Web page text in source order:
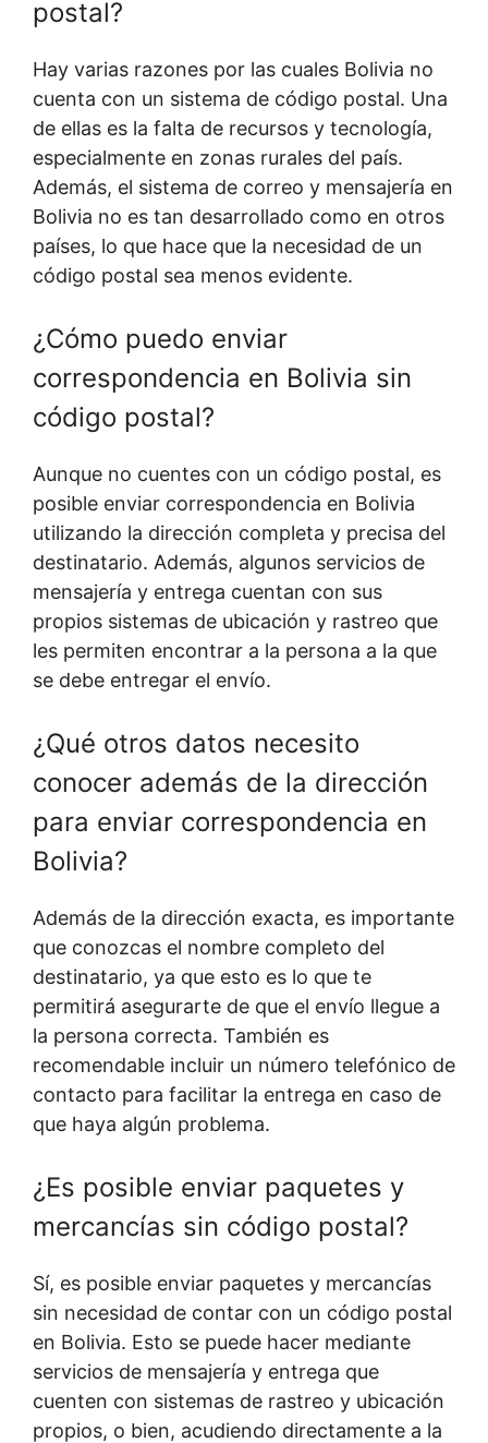
postal?
Hay varias razones por las cuales Bolivia no
cuenta con un sistema de código postal. Una
de ellas es la falta de recursos y tecnología,
especialmente en zonas rurales del país.
Además, el sistema de correo y mensajería en
Bolivia no es tan desarrollado como en otros
países, lo que hace que la necesidad de un
código postal sea menos evidente.
¿Cómo puedo enviar
correspondencia en Bolivia sin
código postal?
Aunque no cuentes con un código postal, es
posible enviar correspondencia en Bolivia
utilizando la dirección completa y precisa del
destinatario. Además, algunos servicios de
mensajería y entrega cuentan con sus
propios sistemas de ubicación y rastreo que
les permiten encontrar a la persona a la que
se debe entregar el envío.
¿Qué otros datos necesito
conocer además de la dirección
para enviar correspondencia en
Bolivia?
Además de la dirección exacta, es importante
que conozcas el nombre completo del
destinatario, ya que esto es lo que te
permitirá asegurarte de que el envío llegue a
la persona correcta. También es
recomendable incluir un número telefónico de
contacto para facilitar la entrega en caso de
que haya algún problema.
¿Es posible enviar paquetes y
mercancías sin código postal?
Sí, es posible enviar paquetes y mercancías
sin necesidad de contar con un código postal
en Bolivia. Esto se puede hacer mediante
servicios de mensajería y entrega que
cuenten con sistemas de rastreo y ubicación
propios, o bien, acudiendo directamente a la